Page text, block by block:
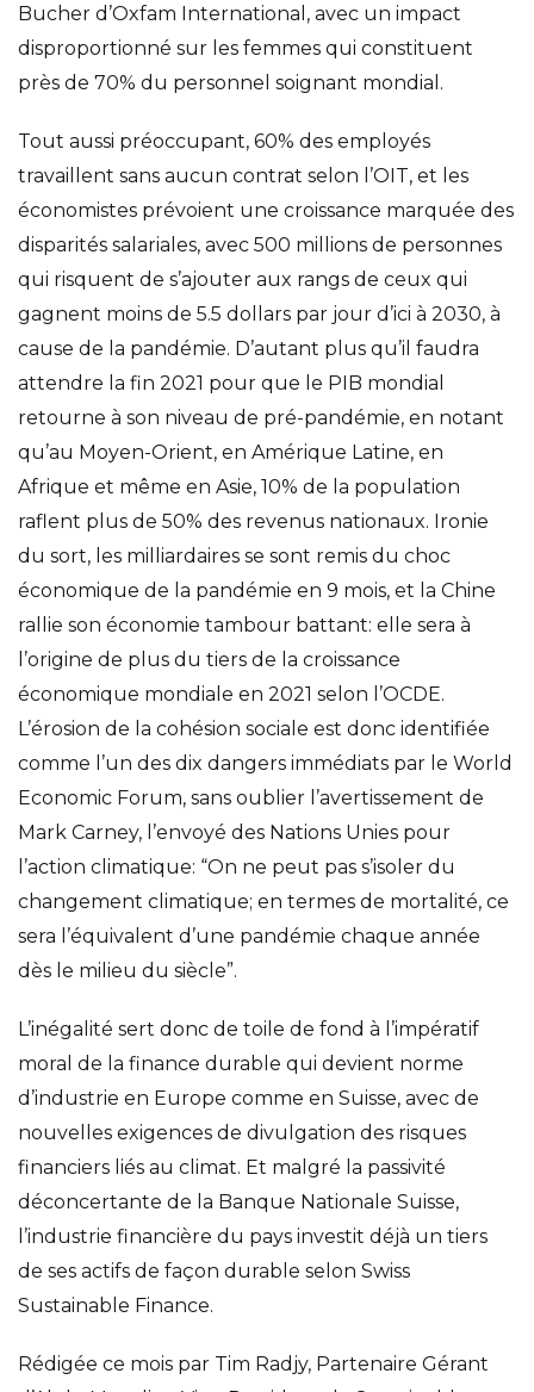
Bucher d’Oxfam International, avec un impact
disproportionné sur les femmes qui constituent
près de 70% du personnel soignant mondial.
Tout aussi préoccupant, 60% des employés
travaillent sans aucun contrat selon l’OIT, et les
économistes prévoient une croissance marquée des
disparités salariales, avec 500 millions de personnes
qui risquent de s’ajouter aux rangs de ceux qui
gagnent moins de 5.5 dollars par jour d’ici à 2030, à
cause de la pandémie. D’autant plus qu’il faudra
attendre la fin 2021 pour que le PIB mondial
retourne à son niveau de pré-pandémie, en notant
qu’au Moyen-Orient, en Amérique Latine, en
Afrique et même en Asie, 10% de la population
raflent plus de 50% des revenus nationaux. Ironie
du sort, les milliardaires se sont remis du choc
économique de la pandémie en 9 mois, et la Chine
rallie son économie tambour battant: elle sera à
l’origine de plus du tiers de la croissance
économique mondiale en 2021 selon l’OCDE.
L’érosion de la cohésion sociale est donc identifiée
comme l’un des dix dangers immédiats par le World
Economic Forum, sans oublier l’avertissement de
Mark Carney, l’envoyé des Nations Unies pour
l’action climatique: “On ne peut pas s’isoler du
changement climatique; en termes de mortalité, ce
sera l’équivalent d’une pandémie chaque année
dès le milieu du siècle”.
L’inégalité sert donc de toile de fond à l’impératif
moral de la finance durable qui devient norme
d’industrie en Europe comme en Suisse, avec de
nouvelles exigences de divulgation des risques
financiers liés au climat. Et malgré la passivité
déconcertante de la Banque Nationale Suisse,
l’industrie financière du pays investit déjà un tiers
de ses actifs de façon durable selon Swiss
Sustainable Finance.
Rédigée ce mois par Tim Radjy, Partenaire Gérant